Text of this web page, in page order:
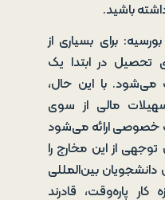
باشید.
برای بسیاری از
تحصیل در ابتدا یک
با این حال،
مالی از سوی
خصوصی ارائه می‌شود
از این مخارج را
بین‌المللی
پاره‌وقت، قادرند